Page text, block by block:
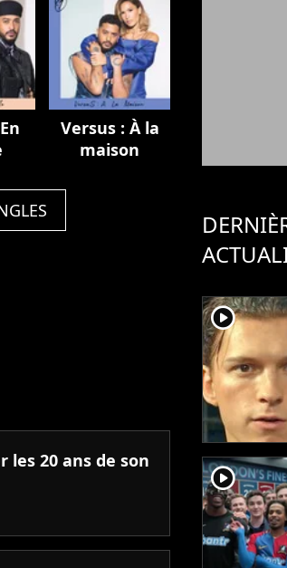
Versus : À la
maison
20 ans de son
player2
player2